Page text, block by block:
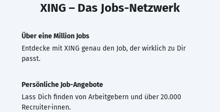
XING – Das Jobs-Netzwerk
Über eine Million Jobs
Entdecke mit XING genau den Job, der wirklich zu Dir
passt.
Persönliche Job-Angebote
Lass Dich finden von Arbeitgebern und über 20.000
Recruiter·innen.